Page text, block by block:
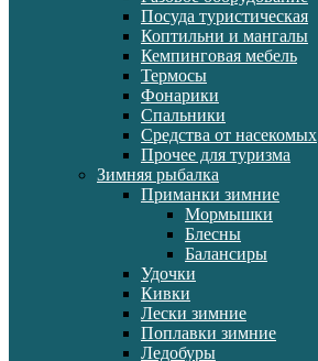
Посуда туристическая
Коптильни и мангалы
Кемпинговая мебель
Термосы
Фонарики
Спальники
Средства от насекомых
Прочее для туризма
Зимняя рыбалка
Приманки зимние
Мормышки
Блесны
Балансиры
Удочки
Кивки
Лески зимние
Поплавки зимние
Ледобуры